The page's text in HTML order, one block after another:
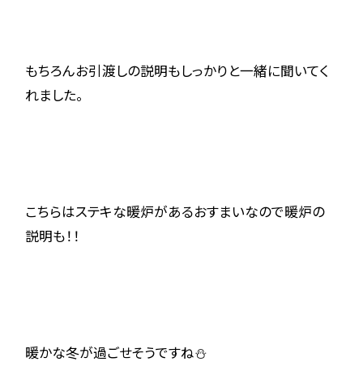
もちろんお引渡しの説明もしっかりと一緒に聞いてく
れました。
こちらはステキな暖炉があるおすまいなので暖炉の
説明も！！
暖かな冬が過ごせそうですね⛄